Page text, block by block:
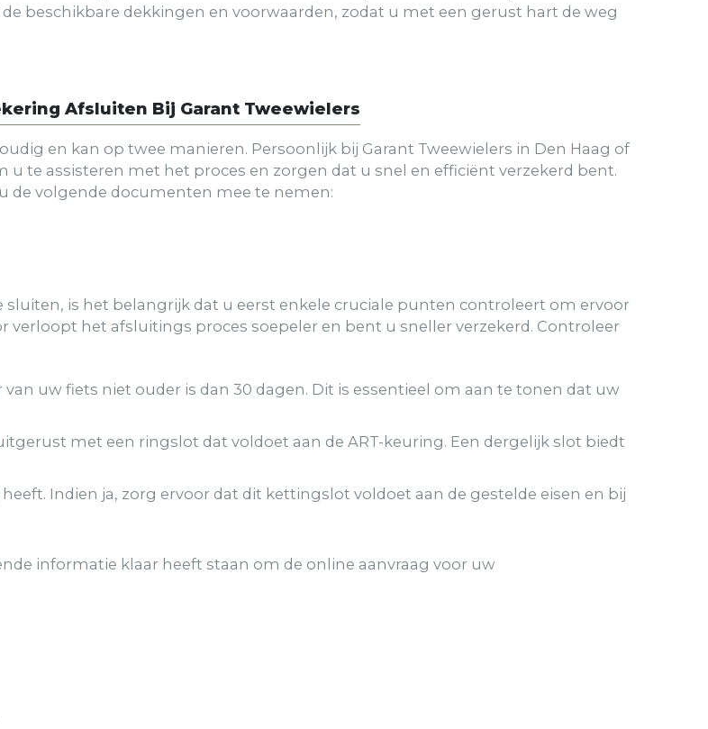
de beschikbare dekkingen en voorwaarden, zodat u met een gerust hart de weg
Afsluiten Bij Garant Tweewielers
en kan op twee manieren. Persoonlijk bij Garant Tweewielers in Den Haag of
u te assisteren met het proces en zorgen dat u snel en efficiënt verzekerd bent.
de volgende documenten mee te nemen:
sluiten, is het belangrijk dat u eerst enkele cruciale punten controleert om ervoor
verloopt het afsluitings proces soepeler en bent u sneller verzekerd. Controleer
uw fiets niet ouder is dan 30 dagen. Dit is essentieel om aan te tonen dat uw
met een ringslot dat voldoet aan de ART-keuring. Een dergelijk slot biedt
Indien ja, zorg ervoor dat dit kettingslot voldoet aan de gestelde eisen en bij
informatie klaar heeft staan om de online aanvraag voor uw